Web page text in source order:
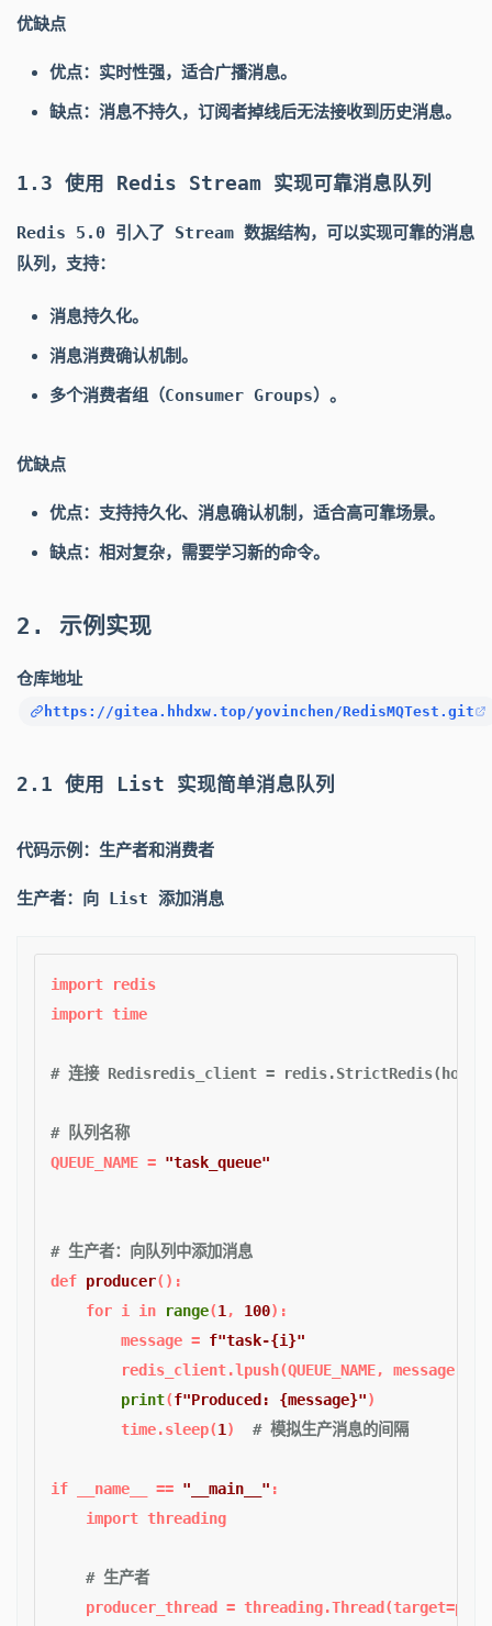
优缺点
优点：实时性强，适合广播消息。
缺点：消息不持久，订阅者掉线后无法接收到历史消息。
1.3 使用 Redis Stream 实现可靠消息队列
Redis 5.0 引入了 Stream 数据结构，可以实现可靠的消息
队列，支持：
消息持久化。
消息消费确认机制。
多个消费者组（Consumer Groups）。
优缺点
优点：支持持久化、消息确认机制，适合高可靠场景。
缺点：相对复杂，需要学习新的命令。
2. 示例实现
仓库地址
https://gitea.hhdxw.top/yovinchen/RedisMQTest.git
2.1 使用 List 实现简单消息队列
代码示例：生产者和消费者
生产者：向 List 添加消息
import
import time
# 连接 Redisredis_client =
# 队列名称
QUEUE_NAME = "task_queue"
# 生产者：向队列中添加消息
def producer():
for i in range(1, 100):
        message =
f"task-{i}"
        redis_client.lpush(QUEUE_NAME, message)
print(f"Produced: {message}")
        time.sleep(
1) # 模拟生产消息的间隔
if __name__ == "__main__" :
import threading
# 生产者
producer_thread =